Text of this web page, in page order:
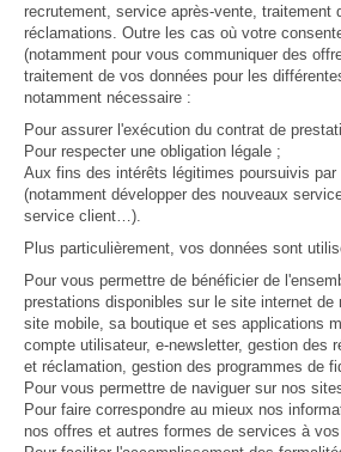
recrutement, service après-vente, traitement
réclamations. Outre les cas où votre
(notamment pour vous communiquer des
traitement de vos données pour les
notamment nécessaire :
Pour assurer l'exécution du contrat de
Pour respecter une obligation légale ;
Aux fins des intérêts légitimes poursuivis
(notamment développer des nouveaux
service client…).
Plus particulièrement, vos données sont
Pour vous permettre de bénéficier de
prestations disponibles sur le site internet de
site mobile, sa boutique et ses applications
compte utilisateur, e-newsletter, gestion des
et réclamation, gestion des programmes de
Pour vous permettre de naviguer sur nos
Pour faire correspondre au mieux nos
nos offres et autres formes de services à